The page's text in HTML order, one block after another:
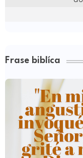
Frase biblíca